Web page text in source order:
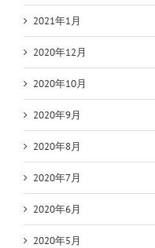
2021年1月
2020年12月
2020年10月
2020年9月
2020年8月
2020年7月
2020年6月
2020年5月